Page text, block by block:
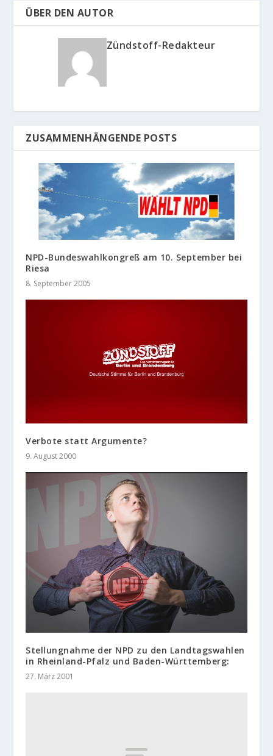
ÜBER DEN AUTOR
Zündstoff-Redakteur
ZUSAMMENHÄNGENDE POSTS
NPD-Bundeswahlkongreß am 10. September bei
Riesa
8. September 2005
Verbote statt Argumente?
9. August 2000
Stellungnahme der NPD zu den Landtagswahlen
in Rheinland-Pfalz und Baden-Württemberg:
27. März 2001